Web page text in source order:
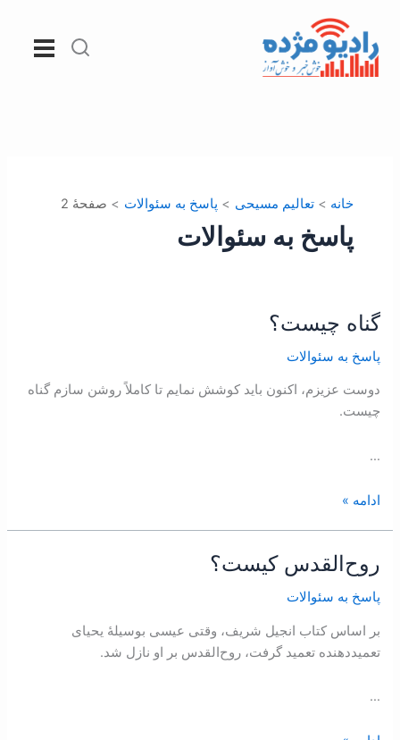
محتوا
خانه تعالیم مسیحی پاسخ به سئوالات صفحهٔ 2
پاسخ به سئوالات
گناه چیست؟
پاسخ به سئوالات
دوست عزیزم، اکنون باید کوشش نمایم تا کاملاً روشن سازم گناه
چیست.
…
گناه
ادامه »
روح‌القدس کیست؟
پاسخ به سئوالات
بر اساس کتاب انجيل شريف، وقتی عیسی بوسیلۀ یحیای
تعمید‌دهنده تعمید گرفت، روح‌القدس بر او نازل شد.
…
روح‌القدس
کیست؟